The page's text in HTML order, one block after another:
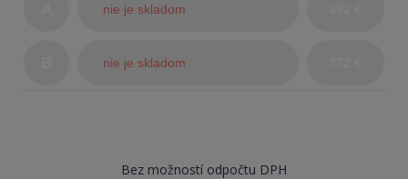
nie je skladom
nie je skladom
Bez možností odpočtu DPH